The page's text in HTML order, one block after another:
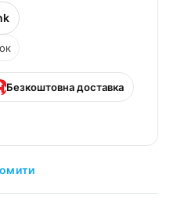
Безкоштовна доставка